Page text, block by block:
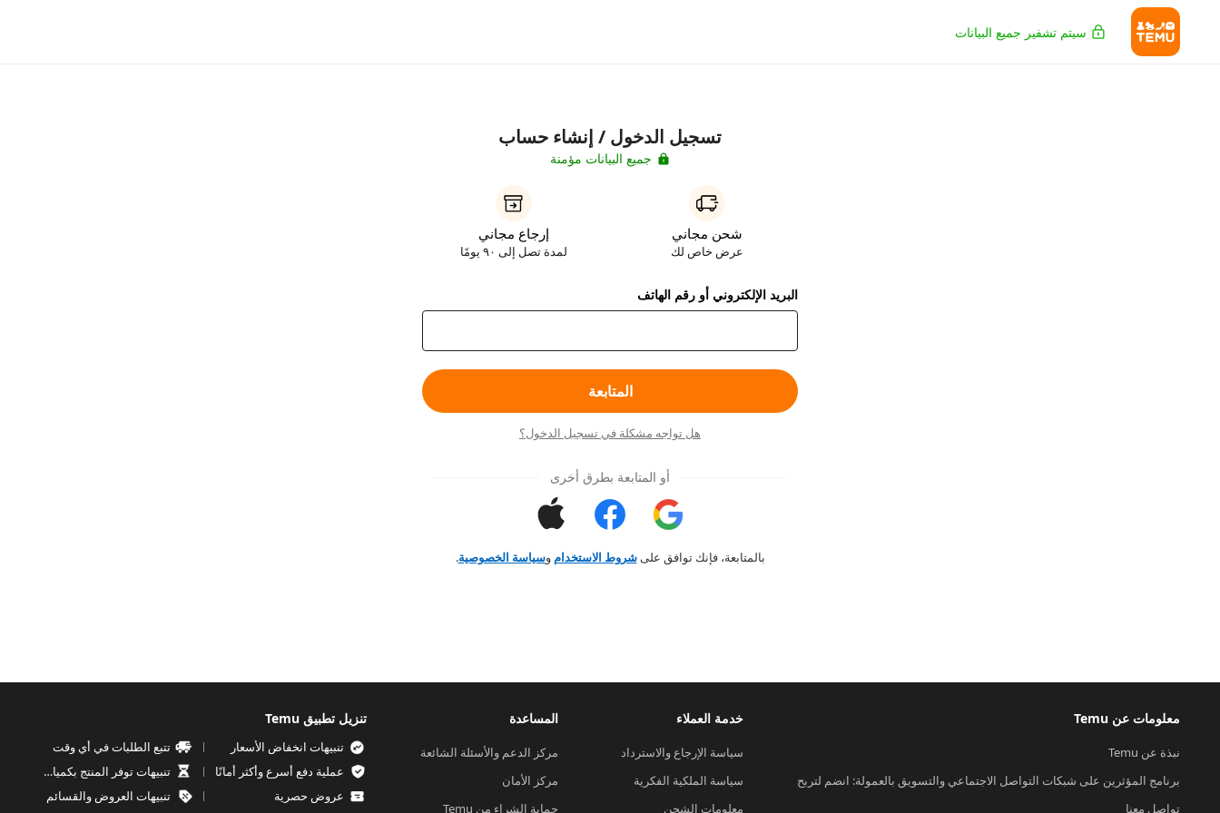
سيتم تشفير جميع البيانات
تسجيل الدخول / إنشاء حساب
جميع البيانات مؤمنة
شحن مجاني
عرض خاص لك
إرجاع مجاني
لمدة تصل إلى ٩٠ يومًا
البريد الإلكتروني أو رقم الهاتف
المتابعة
هل تواجه مشكلة في تسجيل الدخول؟
أو المتابعة بطرق أخرى
بالمتابعة، فإنك توافق علىشروط الاستخدام وسياسة الخصوصية.
معلومات عن Temu
نبذة عن Temu
برنامج المؤثرين على شبكات التواصل الاجتماعي والتسويق بالعمولة: انضم لتربح
تواصل معنا
خدمة العملاء
سياسة الإرجاع والاسترداد
سياسة الملكية الفكرية
معلومات الشحن
المساعدة
مركز الدعم والأسئلة الشائعة
مركز الأمان
حماية الشراء من Temu
تنزيل تطبيق Temu
تنبيهات انخفاض الأسعار
تتبع الطلبات في أي وقت
عملية دفع أسرع وأكثر أمانًا
تنبيهات توفر المنتج بكميات محدودة
عروض حصرية
تنبيهات العروض والقسائم